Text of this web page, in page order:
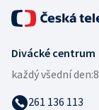
Divácké centrum
každý všední den:
261 136 113